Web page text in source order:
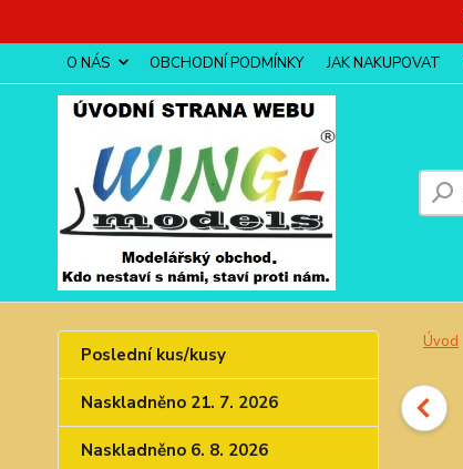
O NÁS OBCHODNÍ PODMÍNKY JAK NAKUPOVAT
Poslední kus/kusy
Naskladněno 21. 7. 2026
Naskladněno 6. 8. 2026
Úvod